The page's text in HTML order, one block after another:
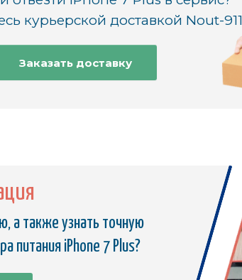
курьерской доставкой Nout-911
Заказать доставку
а также узнать точную
питания iPhone 7 Plus?